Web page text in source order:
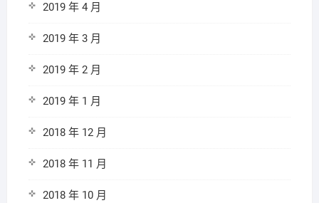
2019 年 4 月
2019 年 3 月
2019 年 2 月
2019 年 1 月
2018 年 12 月
2018 年 11 月
2018 年 10 月